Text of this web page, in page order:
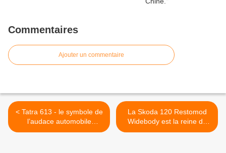
Commentaires
Ajouter un commentaire
< Tatra 613 - le symbole de
l’audace automobile
tchécoslovaque.
La Skoda 120 Restomod
Widebody est la reine du
tuning ! >